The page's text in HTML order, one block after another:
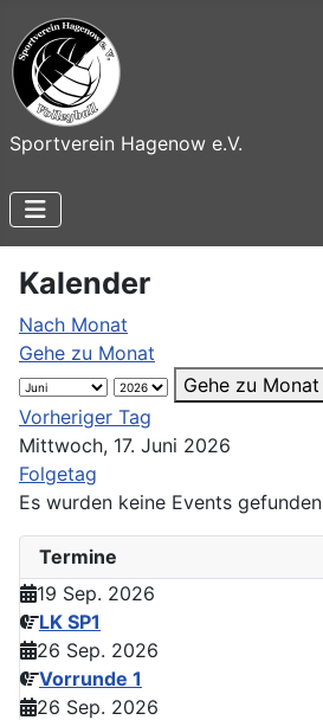
Sportverein Hagenow e.V.
Termine
19 Sep. 2026
LK SP1
26 Sep. 2026
Vorrunde 1
26 Sep. 2026
Kalender
Nach Monat
Gehe zu Monat
Gehe zu Monat
Vorheriger Tag
Mittwoch, 17. Juni 2026
Folgetag
Es wurden keine Events gefunden